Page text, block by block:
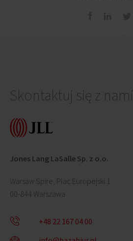
Skontaktuj się z nami
Jones Lang LaSalle Sp. z o.o.
Warsaw Spire, Plac Europejski 1
00-844 Warszawa
+48 22 167 04 00